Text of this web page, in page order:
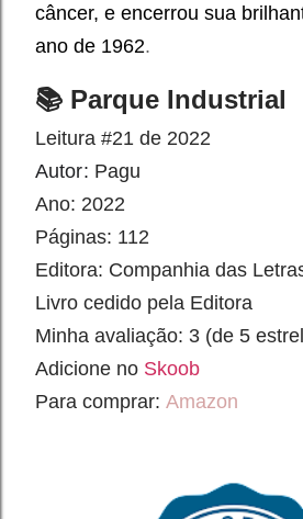
câncer, e encerrou sua
ano de 1962.
📚 Parque Industrial
Leitura #21 de 2022
Autor: Pagu
Ano: 2022
Páginas: 112
Editora: Companhia das
Livro cedido pela Editora
Minha avaliação: 3 (de 5
Adicione no Skoob
Para comprar: Amazon